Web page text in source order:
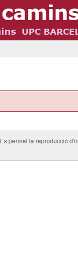
permet la reproducció